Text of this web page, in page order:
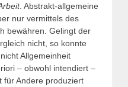
. Abstrakt-allgemeine
nur vermittels des
bewähren. Gelingt der
nicht, so konnte
Allgemeinheit
– obwohl intendiert –
für Andere produziert